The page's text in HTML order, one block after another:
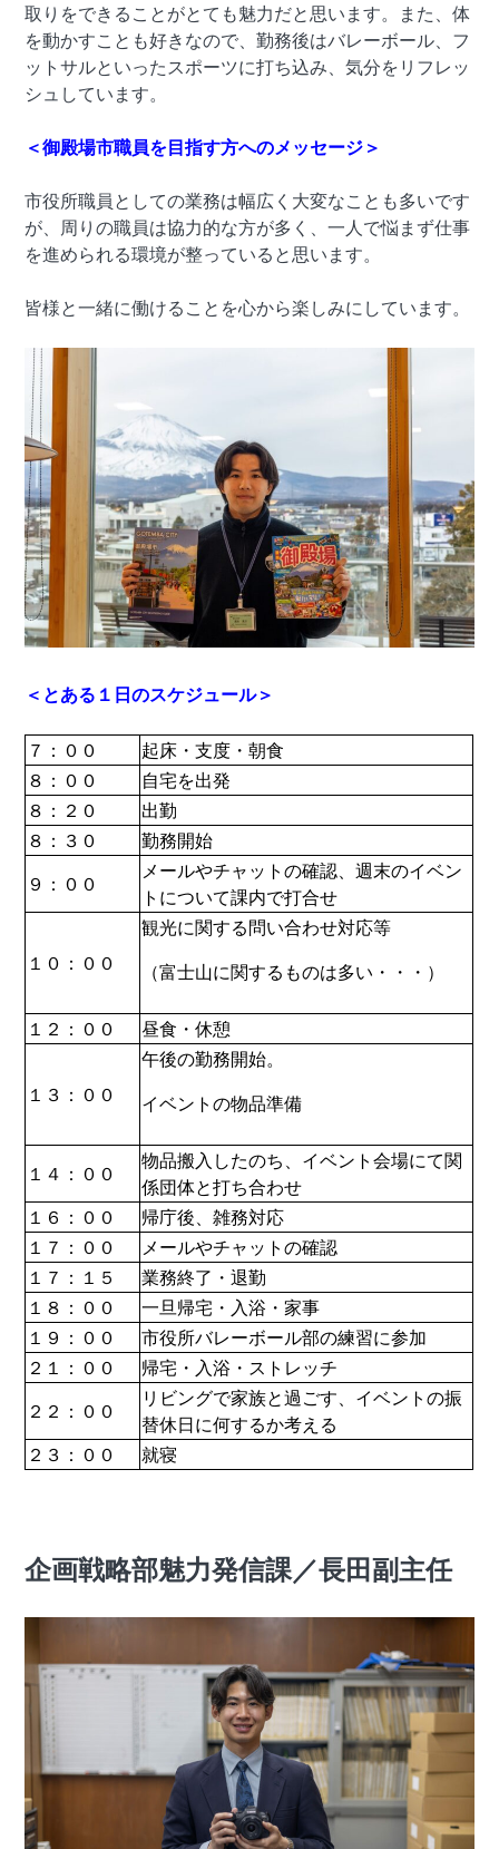
取りをできることがとても魅力だと思います。また、体
を動かすことも好きなので、勤務後はバレーボール、フ
ットサルといったスポーツに打ち込み、気分をリフレッ
シュしています。
＜御殿場市職員を目指す方へのメッセージ＞
市役所職員としての業務は幅広く大変なことも多いです
が、周りの職員は協力的な方が多く、一人で悩まず仕事
を進められる環境が整っていると思います。
皆様と一緒に働けることを心から楽しみにしています。
＜とある１日のスケジュール＞
７：００
起床・支度・朝食
８：００
自宅を出発
８：２０
出勤
８：３０
勤務開始
９：００
メールやチャットの確認、週末のイベン
トについて課内で打合せ
１０：００
観光に関する問い合わせ対応等
（富士山に関するものは多い・・・）
１２：００ 昼食・休憩
１３：００
午後の勤務開始。
イベントの物品準備
１４：００
物品搬入したのち、イベント会場にて関
係団体と打ち合わせ
１６：００
帰庁後、雑務対応
１７：００
メールやチャットの確認
１７：１５
業務終了・退勤
１８：００
一旦帰宅・入浴・家事
１９：００
市役所バレーボール部の練習に参加
２１：００
帰宅・入浴・ストレッチ
２２：００
リビングで家族と過ごす、イベントの振
替休日に何するか考える
２３：００
就寝
企画戦略部魅力発信課／長田副主任